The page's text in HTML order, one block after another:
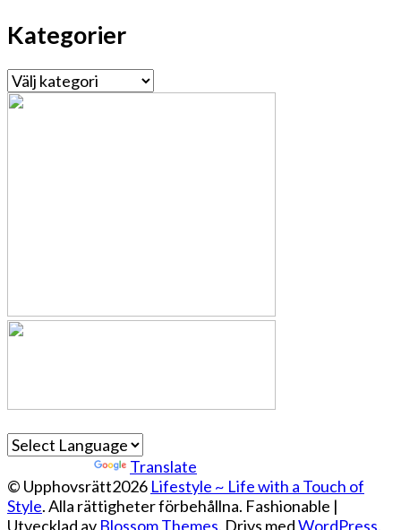
Kategorier
Kategorier
Translate
© Upphovsrätt2026 Lifestyle ~ Life with a Touch of
Style. Alla rättigheter förbehållna. Fashionable |
Utvecklad av Blossom Themes . Drivs medWordPress